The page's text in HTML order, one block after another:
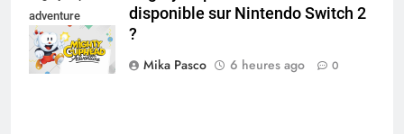
adventure
nintendo switch
disponible sur Nintendo Switch 2
?
Mika Pasco
6 heures ago 0